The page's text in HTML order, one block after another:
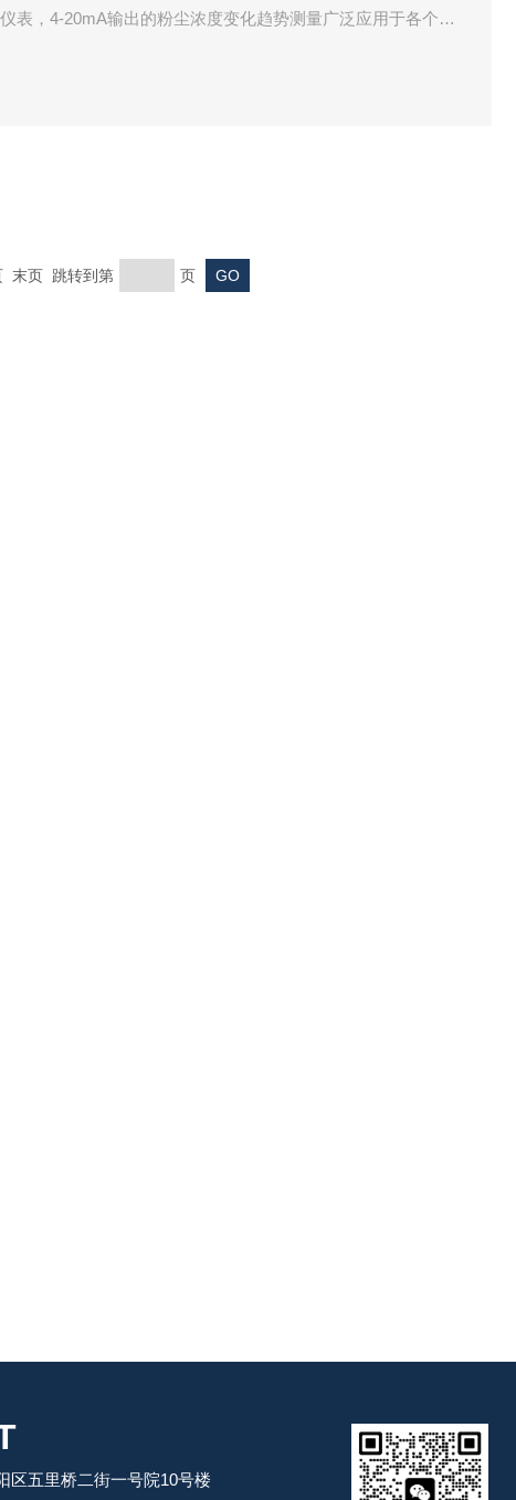
表，4-20mA输出的粉尘浓度变化趋势测量广泛应用于各个行
。
末页 跳转到第 页
区五里桥二街一号院10号楼